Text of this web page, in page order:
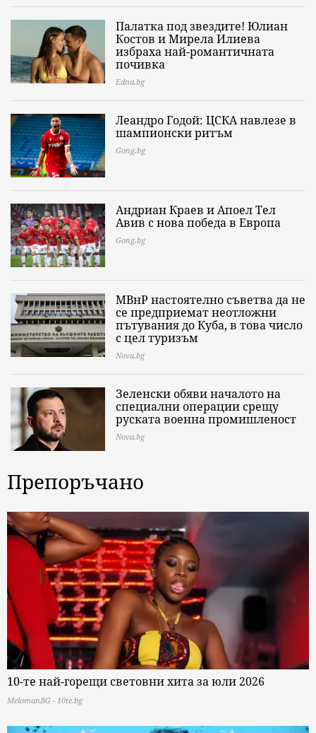
Палатка под звездите! Юлиан
Костов и Мирела Илиева
избраха най-романтичната
почивка
Edna.bg
Леандро Годой: ЦСКА навлезе в
шампионски ритъм
Gong.bg
Андриан Краев и Апоел Тел
Авив с нова победа в Европа
Gong.bg
МВнР настоятелно съветва да не
се предприемат неотложни
пътувания до Куба, в това число
с цел туризъм
Nova.bg
Зеленски обяви началото на
специални операции срещу
руската военна промишленост
Nova.bg
Препоръчано
10-те най-горещи световни хита за юли 2026
MelomanBG - 10te.bg